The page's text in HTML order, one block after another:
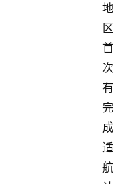
地
区
首
次
有
完
成
适
航